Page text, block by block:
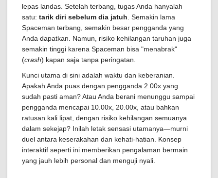
lepas landas. Setelah terbang, tugas Anda hanyalah
satu: tarik diri sebelum dia jatuh . Semakin lama
Spaceman terbang, semakin besar pengganda yang
Anda dapatkan. Namun, risiko kehilangan taruhan juga
semakin tinggi karena Spaceman bisa "menabrak"
(crash) kapan saja tanpa peringatan.
Kunci utama di sini adalah waktu dan keberanian.
Apakah Anda puas dengan pengganda 2.00x yang
sudah pasti aman? Atau Anda berani menunggu sampai
pengganda mencapai 10.00x, 20.00x, atau bahkan
ratusan kali lipat, dengan risiko kehilangan semuanya
dalam sekejap? Inilah letak sensasi utamanya—murni
duel antara keserakahan dan kehati-hatian. Konsep
interaktif seperti ini memberikan pengalaman bermain
yang jauh lebih personal dan menguji nyali.